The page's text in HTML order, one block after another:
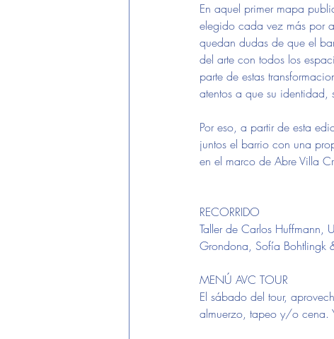
En aquel primer mapa
elegido cada vez más por
quedan dudas de que el
del arte con todos los
parte de estas
atentos a que su identidad,
Por eso, a partir de esta
juntos el barrio con una
en el marco de Abre Villa
RECORRIDO
Taller de Carlos Huffmann,
Grondona, Sofía Bohtlingk
MENÚ AVC TOUR
El sábado del tour,
almuerzo, tapeo y/o cena.